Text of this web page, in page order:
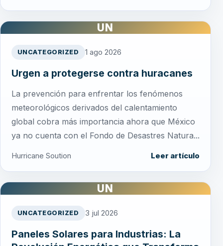
UN
UNCATEGORIZED 1 ago 2026
Urgen a protegerse contra huracanes
La prevención para enfrentar los fenómenos
meteorológicos derivados del calentamiento
global cobra más importancia ahora que México
ya no cuenta con el Fondo de Desastres Natura...
Hurricane Soution Leer artículo
UN
UNCATEGORIZED 3 jul 2026
Paneles Solares para Industrias: La